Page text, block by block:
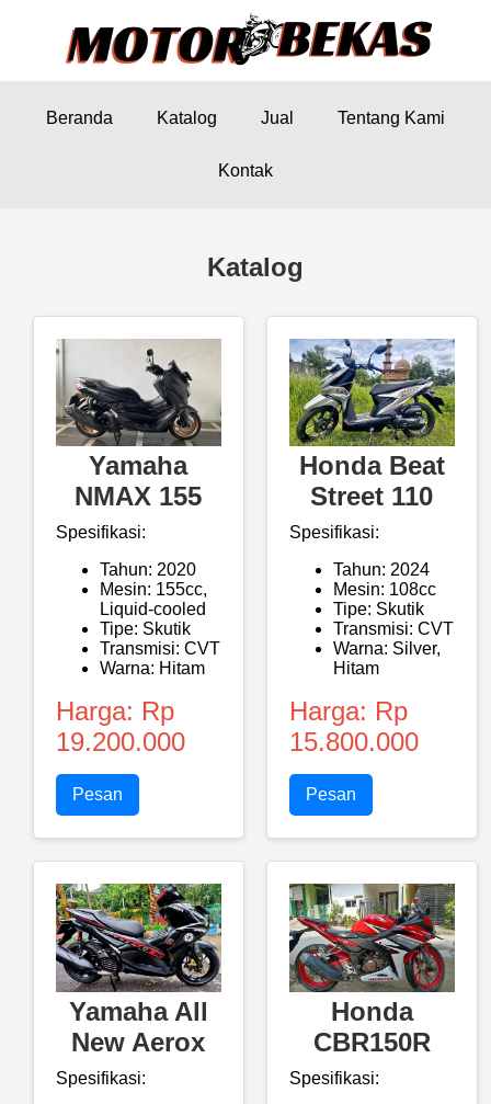
Beranda Katalog Jual Tentang Kami
Kontak
Katalog
Yamaha
NMAX 155
Spesifikasi:
Tahun: 2020
Mesin: 155cc,
Liquid-cooled
Tipe: Skutik
Transmisi: CVT
Warna: Hitam
Harga: Rp
19.200.000
Pesan
Honda Beat
Street 110
Spesifikasi:
Tahun: 2024
Mesin: 108cc
Tipe: Skutik
Transmisi: CVT
Warna: Silver,
Hitam
Harga: Rp
15.800.000
Pesan
Yamaha All
New Aerox
Spesifikasi:
Honda
CBR150R
Spesifikasi: